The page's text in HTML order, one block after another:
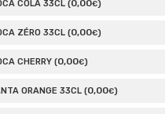
COLA 33CL (0,00€)
ZÉRO 33CL (0,00€)
CHERRY (0,00€)
ORANGE 33CL (0,00€)